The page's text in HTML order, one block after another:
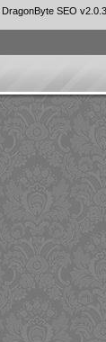
DragonByte SEO